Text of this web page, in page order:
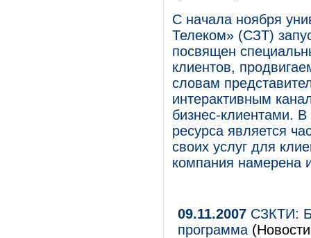
С начала ноября
Телеком» (СЗТ)
посвящен
клиентов,
словам
интерактивным
бизнес-клиентами.
ресурса является
своих услуг для
компания намерена
09.11.2007 СЗКТИ:
программа